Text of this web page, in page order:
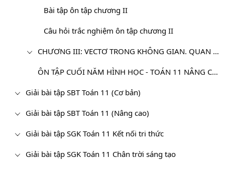
Bài tập ôn tập chương II
Câu hỏi trắc nghiệm ôn tập chương II
CHƯƠNG III: VECTƠ TRONG KHÔNG GIAN. QUAN HỆ VUÔNG GÓC
ÔN TẬP CUỐI NĂM HÌNH HỌC - TOÁN 11 NÂNG CAO
Giải bài tập SBT Toán 11 (Cơ bản)
Giải bài tập SBT Toán 11 (Nâng cao)
Giải bài tập SGK Toán 11 Kết nối tri thức
Giải bài tập SGK Toán 11 Chân trời sáng tạo